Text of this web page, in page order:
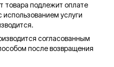
товара подлежит оплате
использованием услуги
согласованным
после возвращения